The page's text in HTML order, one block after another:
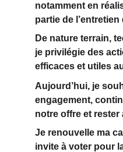
notamment en
partie de l’entretien
De nature terrain,
je privilégie des
efficaces et utiles
Aujourd’hui, je
engagement,
notre offre et rester
Je renouvelle ma
invite à voter pour